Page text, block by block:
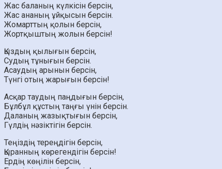
Жас баланың күлкісін берсін,
Жас ананың ұйқысын берсін.
Жомарттың қолын берсін,
Жортқыштың жолын берсін!
Қыздың қылығын берсін,
Судың тұнығын берсін.
Асаудың арынын берсін,
Түнгі отың жарығын берсін!
Асқар таудың паңдығын берсін,
Бұлбұл құстың таңғы үнін берсін.
Даланың жазықтығын берсін,
Гүлдің нәзіктігін берсін.
Теңіздің тереңдігін берсін,
Қыранның көрегендігін берсін!
Ердің көңілін берсін,